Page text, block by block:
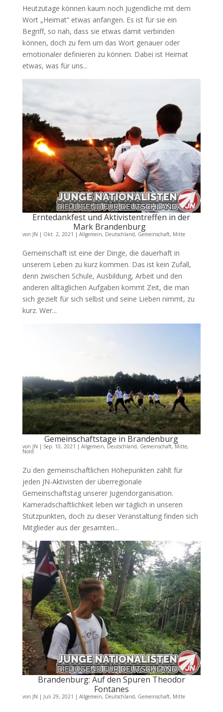
Heutzutage können kaum noch Jugendliche mit dem
Wort „Heimat“ etwas anfangen. Es ist für sie ein
Begriff, so nah, dass sie etwas damit verbinden
können, doch zu fern um das Wort genauer oder
emotionaler definieren zu können. Dabei ist Heimat
etwas, was für uns...
Erntedankfest und Aktivistentreffen in der
Mark Brandenburg
von JN | Okt. 2, 2021 | Allgemein, Deutschland, Gemeinschaft, Mitte
Gemeinschaft ist eine der Dinge, die dauerhaft in
unserem Leben zu kurz kommen. Das ist kein Zufall,
denn zwischen Schule, Ausbildung, Arbeit und den
anderen alltäglichen Aufgaben kommt Zeit, die man
sich gezielt für sich selbst und seine Lieben nimmt, zu
kurz. Wer...
Gemeinschaftstage in Brandenburg
von JN | Sep. 10, 2021 | Allgemein, Deutschland, Gemeinschaft, Mitte,
Nord
Zu den gemeinschaftlichen Höhepunkten zählt für
jeden JN-Aktivisten der überregionale
Gemeinschaftstag unserer Jugendorganisation.
Kameradschaftlichkeit leben wir täglich in unseren
Stützpunkten, doch zu dieser Veranstaltung finden sich
Mitglieder aus der gesamten...
Brandenburg: Auf den Spuren Theodor
Fontanes
von JN | Juli 29, 2021 | Allgemein, Deutschland, Gemeinschaft, Mitte